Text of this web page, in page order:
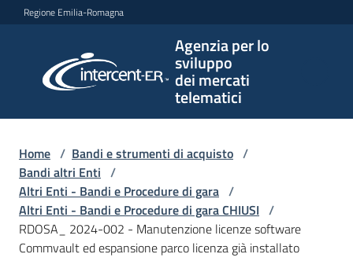
Vai al contenuto
Vai alla navigazione
Vai al footer
Regione Emilia-Romagna
Agenzia per lo
sviluppo
dei mercati
telematici
per lo
sviluppo
telematici
L'Agenzia
Home / Bandi e strumenti di acquisto /
Bandi altri Enti /
Altri Enti - Bandi e Procedure di gara /
Altri Enti - Bandi e Procedure di gara CHIUSI /
RDOSA_ 2024-002 - Manutenzione licenze software
Commvault ed espansione parco licenza già installato